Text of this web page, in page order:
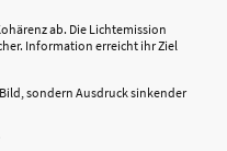
ab. Die Lichtemission
Information erreicht ihr Ziel
sondern Ausdruck sinkender